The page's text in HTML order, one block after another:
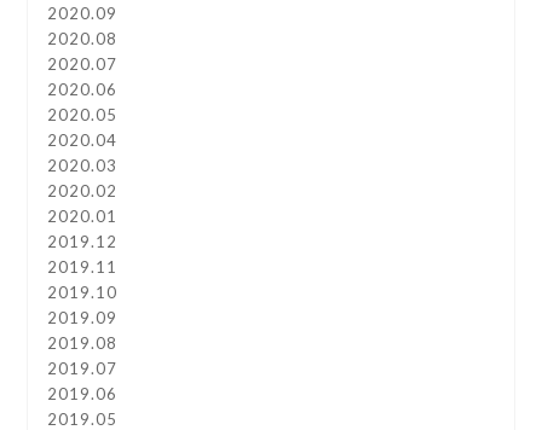
2020.09
2020.08
2020.07
2020.06
2020.05
2020.04
2020.03
2020.02
2020.01
2019.12
2019.11
2019.10
2019.09
2019.08
2019.07
2019.06
2019.05